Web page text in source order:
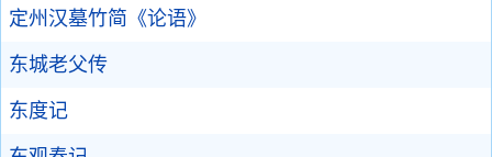
定州汉墓竹简《论语》
东城老父传
东度记